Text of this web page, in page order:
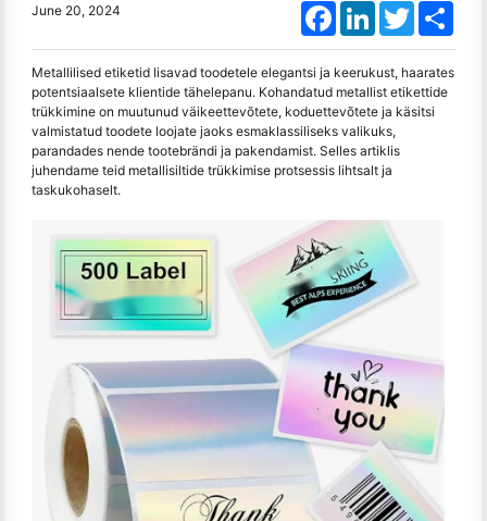
June 20, 2024 FacebookLinkedInTwitter
Metallilised etiketid lisavad toodetele elegantsi ja keerukust, haarates
potentsiaalsete klientide tähelepanu. Kohandatud metallist etikettide
trükkimine on muutunud väikeettevõtete, koduettevõtete ja käsitsi
valmistatud toodete loojate jaoks esmaklassiliseks valikuks,
parandades nende tootebrändi ja pakendamist. Selles artiklis
juhendame teid metallisiltide trükkimise protsessis lihtsalt ja
taskukohaselt.